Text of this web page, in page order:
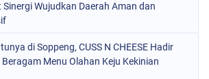
Sinergi Wujudkan Daerah Aman dan
di Soppeng, CUSS N CHEESE Hadir
Menu Olahan Keju Kekinian